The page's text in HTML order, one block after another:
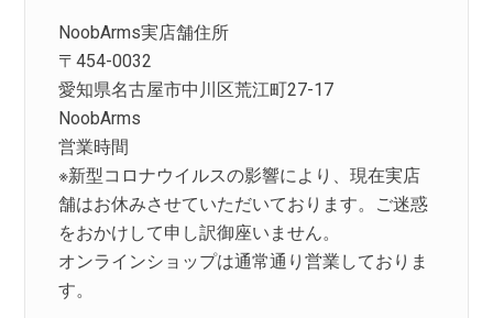
NoobArms実店舗住所
〒454-0032
愛知県名古屋市中川区荒江町27-17
NoobArms
営業時間
※新型コロナウイルスの影響により、現在実店
舗はお休みさせていただいております。ご迷惑
をおかけして申し訳御座いません。
オンラインショップは通常通り営業しておりま
す。